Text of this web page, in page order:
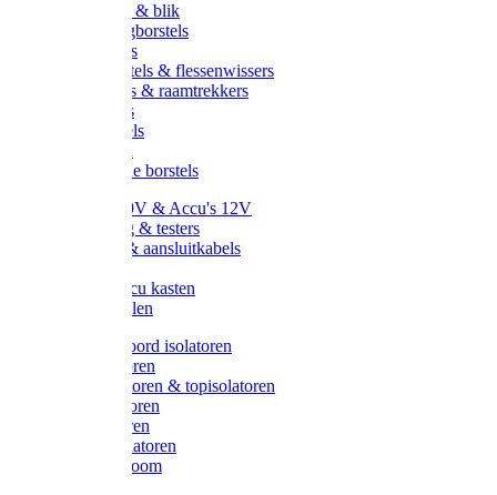
Handveger & blik
Voetenveegborstels
Handvegers
Afwasborstels & flessenwissers
Wasborstels & raamtrekkers
Tonborstels
Werkborstels
Hygienische borstels
Batterijen 9V & Accu's 12V
Beveiliging & testers
Kabelsets & aansluitkabels
Metalen accu kasten
Zonnepanelen
Draad & koord isolatoren
Ringisolatoren
Extra isolatoren & topisolatoren
Hoekisolatoren
Lintisolatoren
Afstandisolatoren
Isolatorenboom